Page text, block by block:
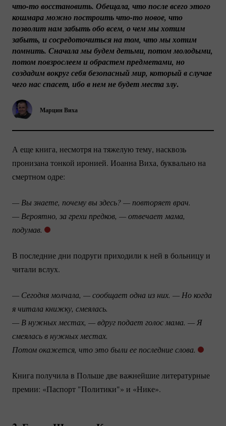
Марцин Виха
что-то восстановить. Обещала, что после всего этого
кошмара можно построить что-то новое, что
позволит нам забыть обо всем, о чем мы хотим
забыть, и сосредоточиться на том, что мы хотим
помнить. Сначала мы будем детьми, потом молодыми,
потом повзрослеем и обрастем предметами, но
создадим вокруг себя безопасный мир, который в случае
чего нас спасет, ибо в нем не будет места злу.
А еще книга, несмотря на тяжелую тему, насквозь
пронизана тонкой иронией. Иоанна Виха, буквально на
смертном одре:
— Вы знаете, почему вы здесь? — повторяет врач.
— Вероятно, за грехи предков, — отвечает мама,
подумав.
В последние дни подруги приходили к ней в больницу и
читали вслух.
— Сегодня молчала, — сообщает одна из них. — Но когда
я читала книжку, смеялась.
— В нужных местах, — вдруг подает голос мама. — Я
смеялась в нужных местах.
Потом окажется, что это были ее последние слова.
Книга получила в Польше две важнейшие литературные
премии: «Паспорт "Политики"» и «Нике».